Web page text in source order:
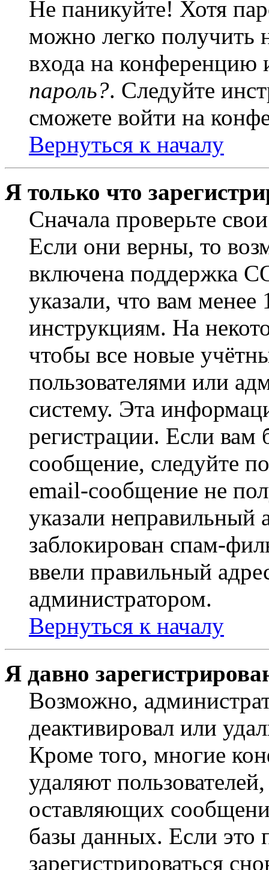
Не паникуйте! Хотя
можно легко получить
входа на
пароль?. Следуйте
сможете войти на
Вернуться к началу
Я только что
Сначала проверьте
Если они верны, то
включена поддержка
указали, что вам
инструкциям. На
чтобы все новые
пользователями или
систему. Эта
регистрации. Если
сообщение, следуйте
email-сообщение не
указали неправильный
заблокирован спам-
ввели правильный
администратором.
Вернуться к началу
Я давно
Возможно,
деактивировал или
Кроме того, многие
удаляют
оставляющих
базы данных. Если это
зарегистрироваться